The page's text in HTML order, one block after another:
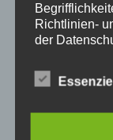
Pitagone
Richtlinien-
der
soll sowohl
unsere